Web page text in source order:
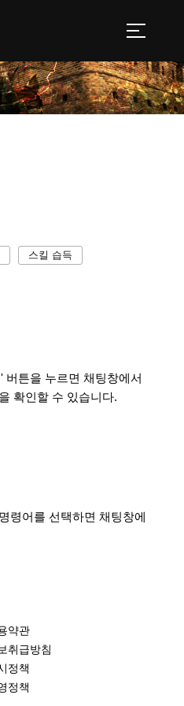
스킬 습득
버튼을 누르면 채팅창에서
확인할 수 있습니다.
령어를 선택하면 채팅창에
약관
취급방침
정책
정책